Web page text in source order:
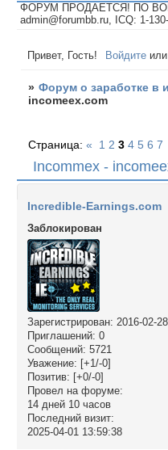
ФОРУМ ПРОДАЕТСЯ! ПО
admin@forumbb.ru, ICQ: 1-
Привет, Гость! Войдите
» Форум о заработке в
incomeex.com
Incommex -
Страница:« 1 2 3 4 5 6 7
Incredible-Earnings.com
Заблокирован
Зарегистрирован: 2016-02-28
Приглашений: 0
Сообщений: 5721
Уважение: [+1/-0]
Позитив: [+0/-0]
Провел на форуме:
14 дней 10 часов
Последний визит:
2025-04-01 13:59:38